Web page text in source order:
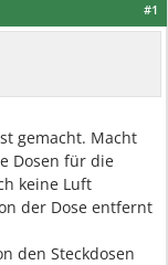
#1
gemacht. Macht
Dosen für die
keine Luft
der Dose entfernt
den Steckdosen